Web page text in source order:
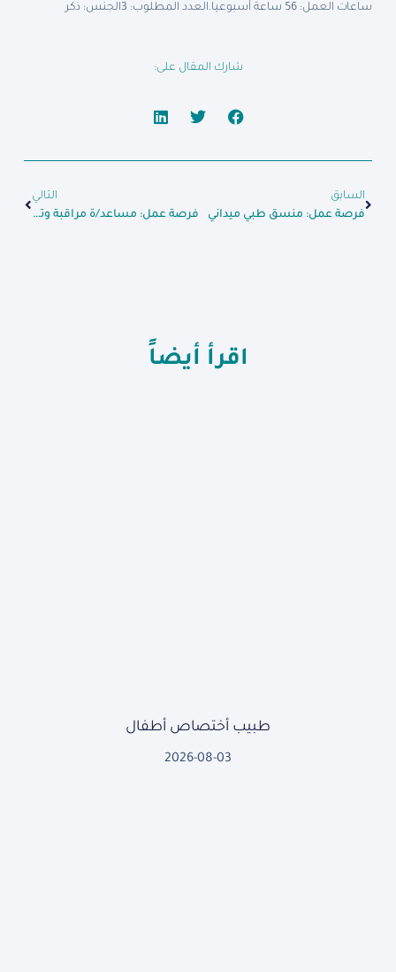
ساعات العمل: 56 ساعة أسبوعيا.
العدد المطلوب: 3 الجنس: ذكر
شارك المقال على:
السابق
فرصة عمل: منسق طبي ميداني
التالي
فرصة عمل: مساعد/ة مراقبة وتقييم
اقرأ أيضاً
طبيب أختصاص أطفال
2026-08-03